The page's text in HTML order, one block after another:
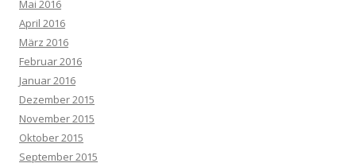
Mai 2016
April 2016
März 2016
Februar 2016
Januar 2016
Dezember 2015
November 2015
Oktober 2015
September 2015